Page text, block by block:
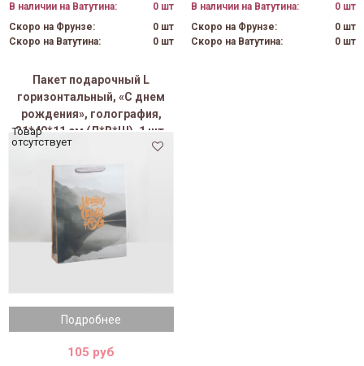
В наличии на Ватутина:
0 шт
Скоро на Фрунзе:
0 шт
Скоро на Ватутина:
0 шт
В наличии на Ватутина:
0 шт
Скоро на Фрунзе:
0 шт
Скоро на Ватутина:
0 шт
Пакет подарочный L
горизонтальный, «С днем
рождения», голография,
31*40*11 см (Д*В*Ш), 1 шт.
Подробнее
Товар
отсутствует
105 руб